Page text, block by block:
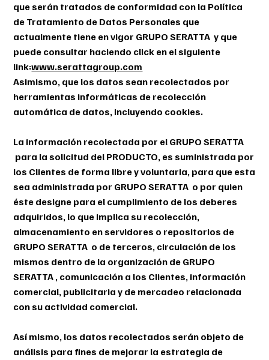
que serán tratados de conformidad con la Política
de Tratamiento de Datos Personales que
actualmente tiene en vigor GRUPO SERATTA y que
puede consultar haciendo click en el siguiente
link:www.serattagroup.com
Asimismo, que los datos sean recolectados por
herramientas informáticas de recolección
automática de datos, incluyendo cookies.
La información recolectada por el GRUPO SERATTA
para la solicitud del PRODUCTO, es suministrada por
los Clientes de forma libre y voluntaria, para que esta
sea administrada por GRUPO SERATTA o por quien
éste designe para el cumplimiento de los deberes
adquiridos, lo que implica su recolección,
almacenamiento en servidores o repositorios de
GRUPO SERATTA o de terceros, circulación de los
mismos dentro de la organización de GRUPO
SERATTA , comunicación a los Clientes, información
comercial, publicitaria y de mercadeo relacionada
con su actividad comercial.
Así mismo, los datos recolectados serán objeto de
análisis para fines de mejorar la estrategia de